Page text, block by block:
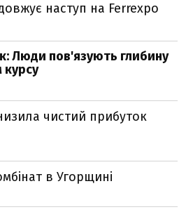
наступ на Ferrexpo
Люди пов'язують глибину
курсу
чистий прибуток
в Угорщині